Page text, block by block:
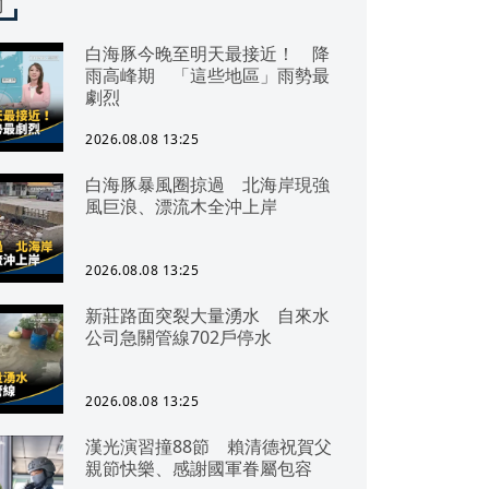
白海豚今晚至明天最接近！ 降
雨高峰期 「這些地區」雨勢最
劇烈
2026.08.08 13:25
白海豚暴風圈掠過 北海岸現強
風巨浪、漂流木全沖上岸
2026.08.08 13:25
新莊路面突裂大量湧水 自來水
公司急關管線702戶停水
2026.08.08 13:25
漢光演習撞88節 賴清德祝賀父
親節快樂、感謝國軍眷屬包容